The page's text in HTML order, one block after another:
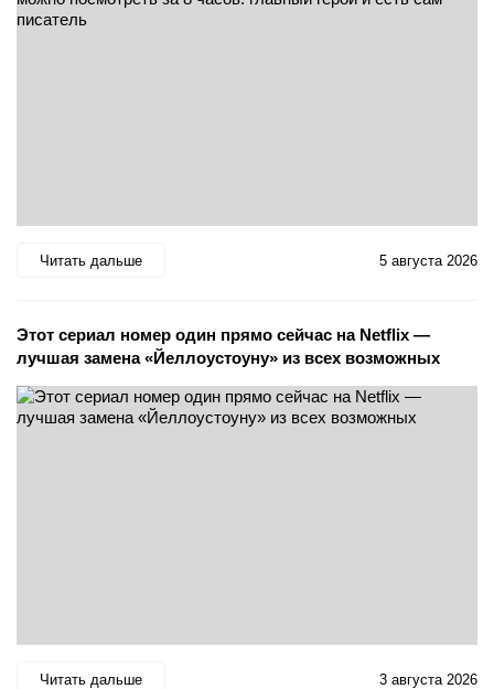
Читать дальше 5 августа 2026
Этот сериал номер один прямо сейчас на Netflix —
лучшая замена «Йеллоустоуну» из всех возможных
Читать дальше 3 августа 2026